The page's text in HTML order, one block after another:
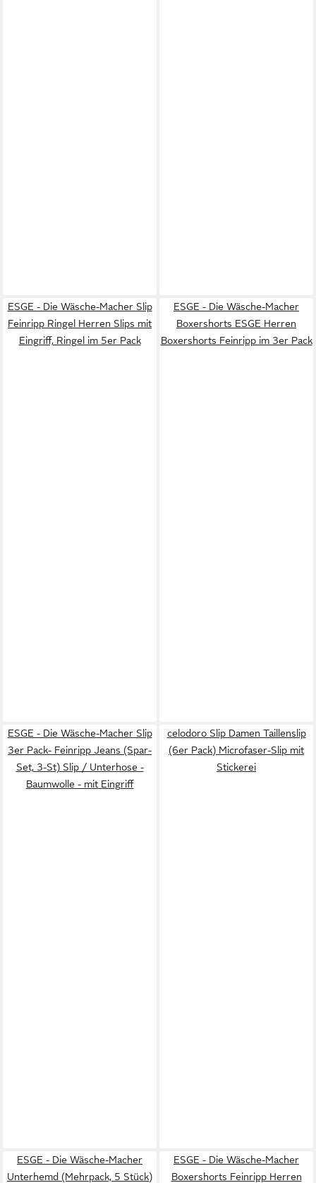
ESGE - Die Wäsche-Macher Slip
Feinripp Ringel Herren Slips mit
Eingriff, Ringel im 5er Pack
ESGE - Die Wäsche-Macher
Boxershorts ESGE Herren
Boxershorts Feinripp im 3er Pack
ESGE - Die Wäsche-Macher Slip
3er Pack- Feinripp Jeans (Spar-
Set, 3-St) Slip / Unterhose -
Baumwolle - mit Eingriff
celodoro Slip Damen Taillenslip
(6er Pack) Microfaser-Slip mit
Stickerei
ESGE - Die Wäsche-Macher
Unterhemd (Mehrpack, 5 Stück)
ESGE - Die Wäsche-Macher
Boxershorts Feinripp Herren